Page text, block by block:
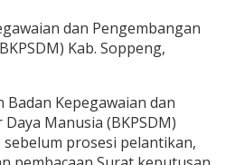
dan Pengembangan
Kab. Soppeng,
Kepegawaian dan
Manusia (BKPSDM)
prosesi pelantikan,